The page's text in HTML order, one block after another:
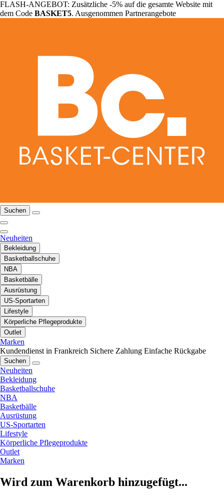
FLASH-ANGEBOT: Zusätzliche -5% auf die gesamte Website mit
dem Code BASKET5. Ausgenommen Partnerangebote
Suchen
Neuheiten
Bekleidung
Basketballschuhe
NBA
Basketbälle
Ausrüstung
US-Sportarten
Lifestyle
Körperliche Pflegeprodukte
Outlet
Marken
Kundendienst in Frankreich Sichere Zahlung Einfache Rückgabe
Suchen
Neuheiten
Bekleidung
Basketballschuhe
NBA
Basketbälle
Ausrüstung
US-Sportarten
Lifestyle
Körperliche Pflegeprodukte
Outlet
Marken
Wird zum Warenkorb hinzugefügt...